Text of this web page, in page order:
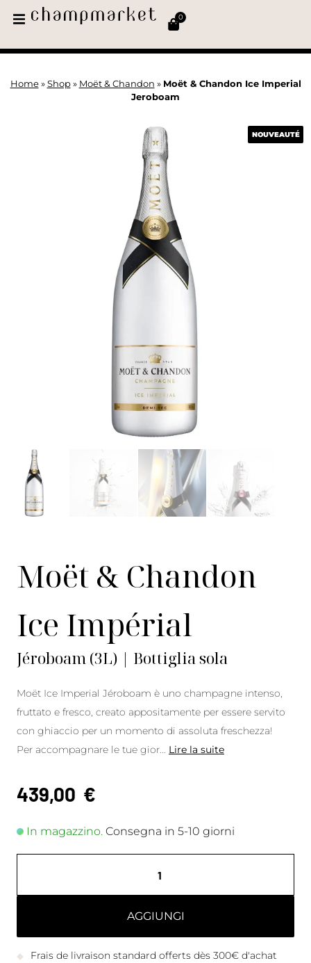
0
Home» Shop» Moët & Chandon » Moët & Chandon Ice Imperial
Jeroboam
NOUVEAUTÉ
Moët & Chandon
Ice Impérial
Jéroboam (3L) | Bottiglia sola
Moët Ice Imperial Jéroboam è uno champagne intenso,
fruttato e fresco, creato appositamente per essere servito
con ghiaccio per un momento di assoluta freschezza!
Per accompagnare le tue gior
Lire la suite
439,00 €
In magazzino. Consegna in 5-10 giorni
AGGIUNGI
Frais de livraison standard offerts dès 300€ d'achat